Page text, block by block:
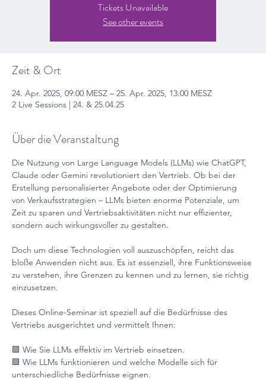
Tickets Unavailable
See other events
Zeit & Ort
24. Apr. 2025, 09:00 MESZ – 25. Apr. 2025, 13:00 MESZ
2 Live Sessions | 24. & 25.04.25
Über die Veranstaltung
Die Nutzung von Large Language Models (LLMs) wie ChatGPT,
Claude oder Gemini revolutioniert den Vertrieb. Ob bei der
Erstellung personalisierter Angebote oder der Optimierung
von Verkaufsstrategien – LLMs bieten enorme Potenziale, um
Zeit zu sparen und Vertriebsaktivitäten nicht nur effizienter,
sondern auch wirkungsvoller zu gestalten.
Doch um diese Technologien voll auszuschöpfen, reicht das
bloße Anwenden nicht aus. Es ist essenziell, ihre Funktionsweise
zu verstehen, ihre Grenzen zu kennen und zu lernen, sie richtig
einzusetzen.
Dieses Online-Seminar ist speziell auf die Bedürfnisse des
Vertriebs ausgerichtet und vermittelt Ihnen:
🟪 Wie Sie LLMs effektiv im Vertrieb einsetzen.
🟪 Wie LLMs funktionieren und welche Modelle sich für
unterschiedliche Bedürfnisse eignen.